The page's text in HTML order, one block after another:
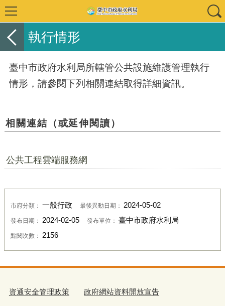
執行情形
臺中市政府水利局所轄管公共設施維護管理執行
情形，請參閱下列相關連結取得詳細資訊。
相關連結（或延伸閱讀）
公共工程雲端服務網
市府分類： 一般行政 最後異動日期： 2024-05-02
發布日期： 2024-02-05 發布單位： 臺中市政府水利局
點閱次數： 2156
資通安全管理政策 政府網站資料開放宣告